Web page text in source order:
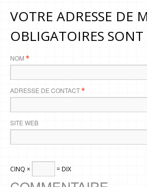
VOTRE ADRESSE DE
OBLIGATOIRES
NOM *
ADRESSE DE CONTACT*
SITE WEB
CINQ × = DIX